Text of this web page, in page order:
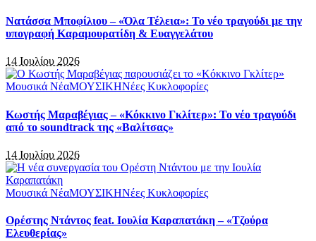
Νατάσσα Μποφίλιου – «Όλα Τέλεια»: Το νέο τραγούδι με την
υπογραφή Καραμουρατίδη & Ευαγγελάτου
14 Ιουλίου 2026
Μουσικά ΝέαΜΟΥΣΙΚΗΝέες Κυκλοφορίες
Κωστής Μαραβέγιας – «Κόκκινο Γκλίτερ»: Το νέο τραγούδι
από το soundtrack της «Βαλίτσας»
14 Ιουλίου 2026
Μουσικά ΝέαΜΟΥΣΙΚΗΝέες Κυκλοφορίες
Ορέστης Ντάντος feat. Ιουλία Καραπατάκη – «Τζούρα
Ελευθερίας»